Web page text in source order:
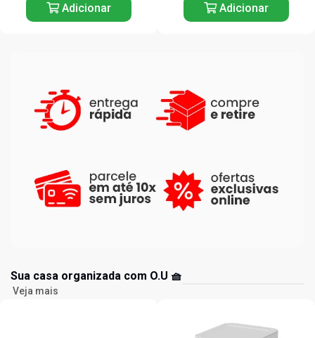
Adicionar Adicionar
Sua casa organizada com O.U 🧺
Veja mais